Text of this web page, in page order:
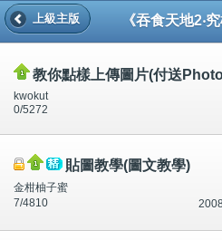
上級主版
教你點樣上傳圖片(付送
kwokut
0/5272
貼圖教學(圖文教學)
金柑柚子蜜
7/4810